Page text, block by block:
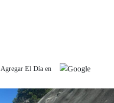
Agregar El Día en